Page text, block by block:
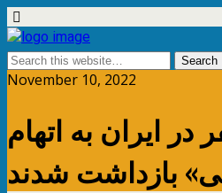
November 10, 2022
در ایران به اتهام
بازداشت شدند